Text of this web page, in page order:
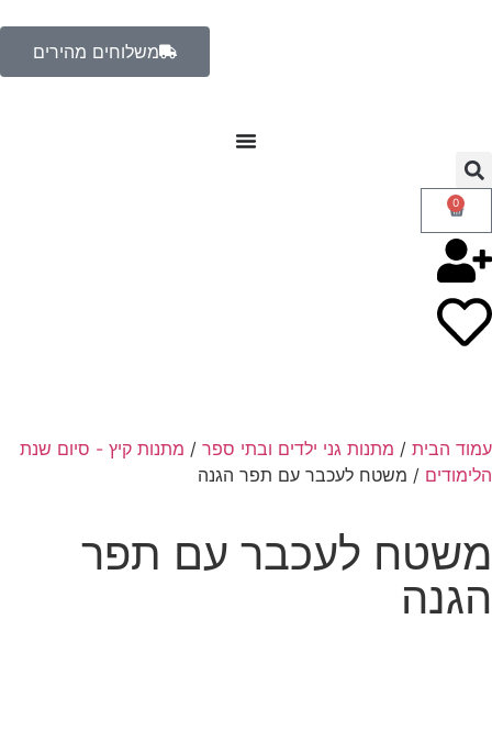
משלוחים מהירים
0
עמוד הבית / מתנות גני ילדים ובתי ספר / מתנות קיץ - סיום שנת
הלימודים / משטח לעכבר עם תפר הגנה
משטח לעכבר עם תפר
הגנה